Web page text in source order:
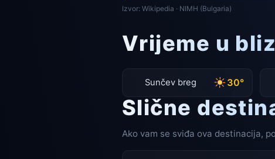
Izvor: Wikipedia · NIMH (Bulgaria)
Vrijeme u
Sunčev breg 30°
Slične
Ako vam se sviđa ova destinacija,